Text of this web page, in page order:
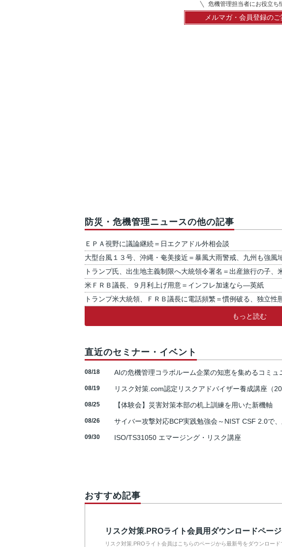
危機管理担当者にお役立ち
メルマガ・会員登録のご
防災・危機管理ニュースの他の記事
ＥＰＡ視野に議論継続＝日エクアドル外相会談
大型台風１３号、沖縄・奄美接近＝暴風大雨警戒、九州も強
トランプ氏、出生地主義制限へ大統領令署名＝出産旅行の子、
米ＦＲＢ議長、９月利上げ用意＝インフレ加速なら―英紙
トランプ米大統領、ＦＲＢ議長に電話頻繁＝慣例破る、独立
もっと読む
直近のセミナー・イベント
08/18 AIの危機管理コラボルーム企業の知恵を集めるコミュ
08/19 リスク対策.com認定リスクアドバイザー養成講座（
08/25 【体験会】災害対策本部の机上訓練を用いた新機軸
08/26 サイバー攻撃対応BCP実践勉強会～NIST CSF 2.0で
09/30 ISO/TS31050 エマージング・リスク講座
おすすめ記事
リスク対策.PROライト会員用ダウンロードページ
リスク対策.PROライト会員はこちらのページから最新号をダウンロード